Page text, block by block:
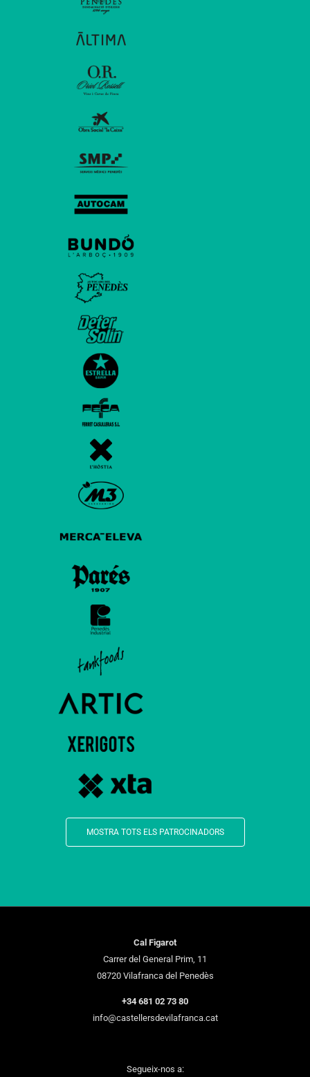
MOSTRA TOTS ELS PATROCINADORS
Cal Figarot
Carrer del General Prim, 11
08720 Vilafranca del Penedès
+34 681 02 73 80
info@castellersdevilafranca.cat
Segueix-nos a: